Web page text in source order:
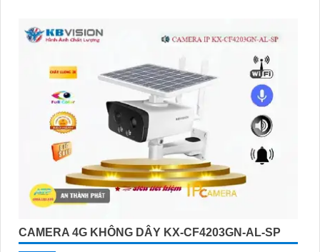
CAMERA 4G KHÔNG DÂY KX-CF4203GN-AL-SP